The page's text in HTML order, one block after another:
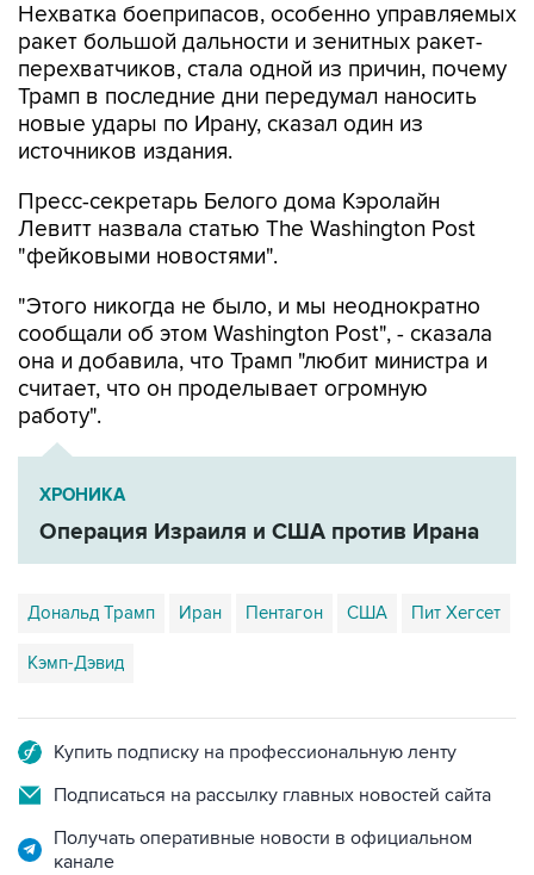
Нехватка боеприпасов, особенно управляемых
ракет большой дальности и зенитных ракет-
перехватчиков, стала одной из причин, почему
Трамп в последние дни передумал наносить
новые удары по Ирану, сказал один из
источников издания.
Пресс-секретарь Белого дома Кэролайн
Левитт назвала статью The Washington Post
"фейковыми новостями".
"Этого никогда не было, и мы неоднократно
сообщали об этом Washington Post", - сказала
она и добавила, что Трамп "любит министра и
считает, что он проделывает огромную
работу".
ХРОНИКА
Операция Израиля и США против Ирана
Дональд Трамп Иран Пентагон США Пит Хегсет
Кэмп-Дэвид
Купить подписку на профессиональную ленту
Подписаться на рассылку главных новостей сайта
Получать оперативные новости в официальном
канале